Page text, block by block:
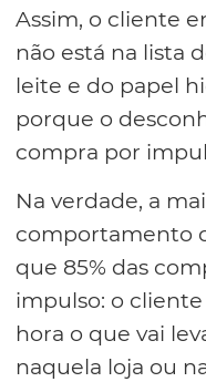
Assim, o cliente
não está na lista
leite e do papel
porque o
compra por
Na verdade, a
comportamento
que 85% das
impulso: o
hora o que vai
naquela loja ou